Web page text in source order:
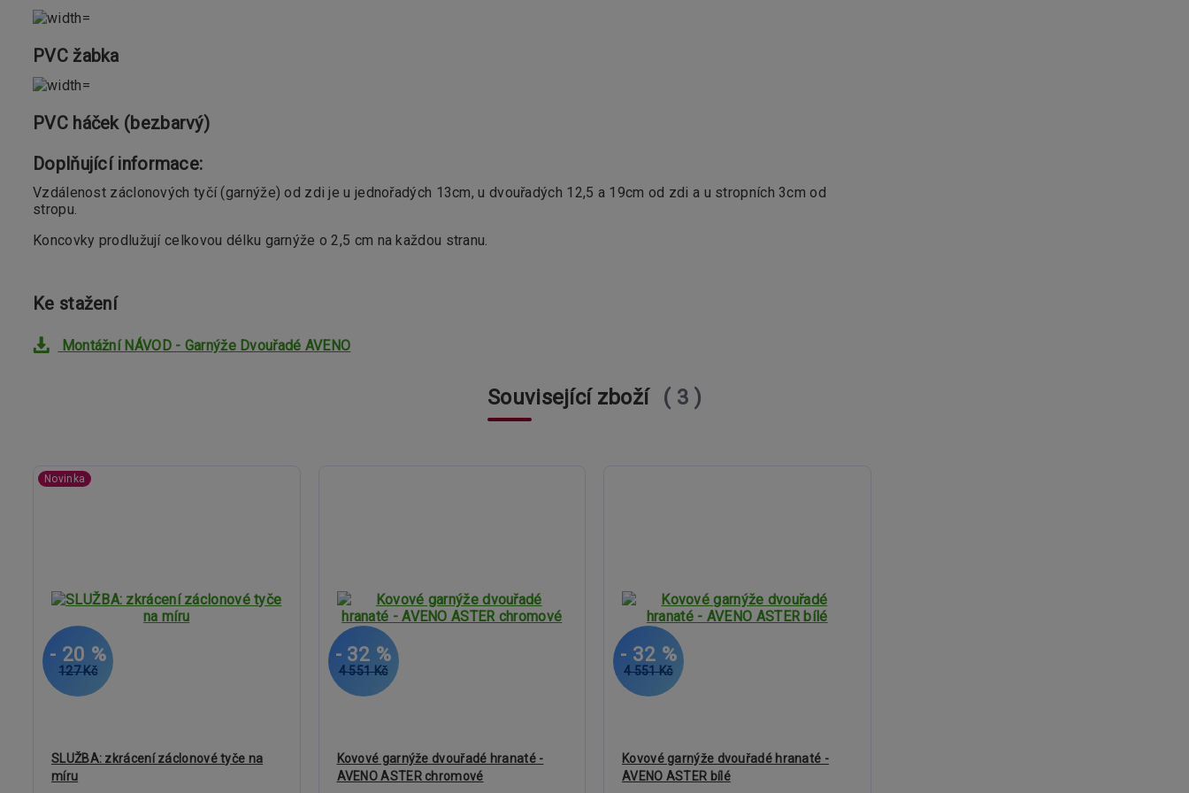
PVC žabka
PVC háček (bezbarvý)
Doplňující informace:
Vzdálenost záclonových tyčí (garnýže) od zdi je u jednořadých 13cm, u dvouřadých 12,5 a 19cm od zdi a u stropních 3cm od
stropu.
Koncovky prodlužují celkovou délku garnýže o 2,5 cm na každou stranu.
Ke stažení
Montážní NÁVOD - Garnýže Dvouřadé AVENO
Související zboží 3
Novinka
127 Kč
- 20 %
SLUŽBA: zkrácení záclonové tyče na
míru
4 551 Kč
- 32 %
Kovové garnýže dvouřadé hranaté -
AVENO ASTER chromové
4 551 Kč
- 32 %
Kovové garnýže dvouřadé hranaté -
AVENO ASTER bílé